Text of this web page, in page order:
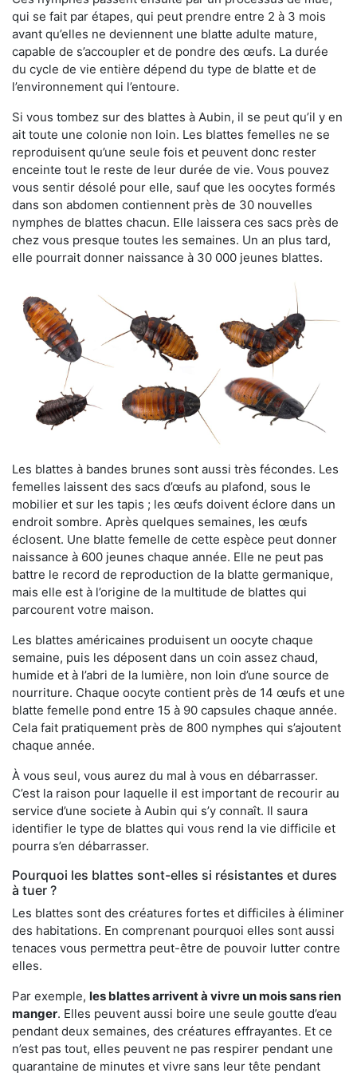
qui se fait par étapes, qui peut prendre entre 2 à 3 mois
avant qu’elles ne deviennent une blatte adulte mature,
capable de s’accoupler et de pondre des œufs. La durée
du cycle de vie entière dépend du type de blatte et de
l’environnement qui l’entoure.
Si vous tombez sur des blattes à Aubin, il se peut qu’il y en
ait toute une colonie non loin. Les blattes femelles ne se
reproduisent qu’une seule fois et peuvent donc rester
enceinte tout le reste de leur durée de vie. Vous pouvez
vous sentir désolé pour elle, sauf que les oocytes formés
dans son abdomen contiennent près de 30 nouvelles
nymphes de blattes chacun. Elle laissera ces sacs près de
chez vous presque toutes les semaines. Un an plus tard,
elle pourrait donner naissance à 30 000 jeunes blattes.
Les blattes à bandes brunes sont aussi très fécondes. Les
femelles laissent des sacs d’œufs au plafond, sous le
mobilier et sur les tapis ; les œufs doivent éclore dans un
endroit sombre. Après quelques semaines, les œufs
éclosent. Une blatte femelle de cette espèce peut donner
naissance à 600 jeunes chaque année. Elle ne peut pas
battre le record de reproduction de la blatte germanique,
mais elle est à l’origine de la multitude de blattes qui
parcourent votre maison.
Les blattes américaines produisent un oocyte chaque
semaine, puis les déposent dans un coin assez chaud,
humide et à l’abri de la lumière, non loin d’une source de
nourriture. Chaque oocyte contient près de 14 œufs et une
blatte femelle pond entre 15 à 90 capsules chaque année.
Cela fait pratiquement près de 800 nymphes qui s’ajoutent
chaque année.
À vous seul, vous aurez du mal à vous en débarrasser.
C’est la raison pour laquelle il est important de recourir au
service d’une societe à Aubin qui s’y connaît. Il saura
identifier le type de blattes qui vous rend la vie difficile et
pourra s’en débarrasser.
Pourquoi les blattes sont-elles si résistantes et dures
à tuer ?
Les blattes sont des créatures fortes et difficiles à éliminer
des habitations. En comprenant pourquoi elles sont aussi
tenaces vous permettra peut-être de pouvoir lutter contre
elles.
Par exemple, les blattes arrivent à vivre un mois sans rien
manger. Elles peuvent aussi boire une seule goutte d’eau
pendant deux semaines, des créatures effrayantes. Et ce
n’est pas tout, elles peuvent ne pas respirer pendant une
quarantaine de minutes et vivre sans leur tête pendant